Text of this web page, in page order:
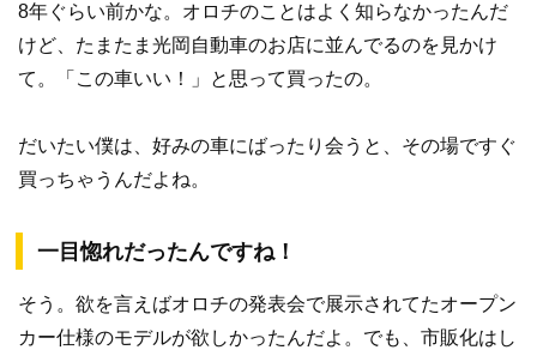
8年ぐらい前かな。オロチのことはよく知らなかったんだ
けど、たまたま光岡自動車のお店に並んでるのを見かけ
て。「この車いい！」と思って買ったの。
だいたい僕は、好みの車にばったり会うと、その場ですぐ
買っちゃうんだよね。
一目惚れだったんですね！
そう。欲を言えばオロチの発表会で展示されてたオープン
カー仕様のモデルが欲しかったんだよ。でも、市販化はし